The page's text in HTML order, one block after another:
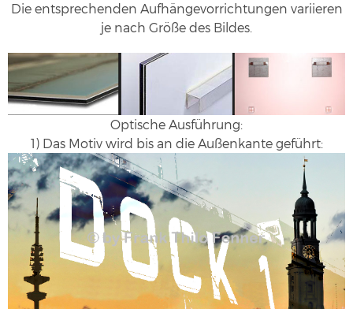
Die entsprechenden Aufhängevorrichtungen variieren
je nach Größe des Bildes.
Optische Ausführung:
1) Das Motiv wird bis an die Außenkante geführt: